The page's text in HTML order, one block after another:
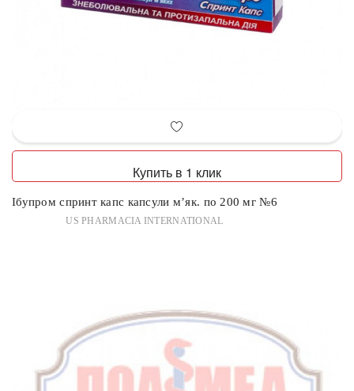
Купить в 1 клик
Ібупром спринт капс капсули м’як. по 200 мг №6
US PHARMACIA INTERNATIONAL